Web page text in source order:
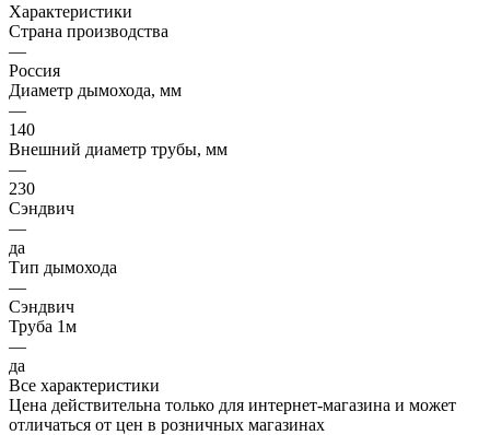
Характеристики
Страна производства
—
Россия
Диаметр дымохода, мм
—
140
Внешний диаметр трубы, мм
—
230
Сэндвич
—
да
Тип дымохода
—
Сэндвич
Труба 1м
—
да
Все характеристики
Цена действительна только для интернет-магазина и может
отличаться от цен в розничных магазинах